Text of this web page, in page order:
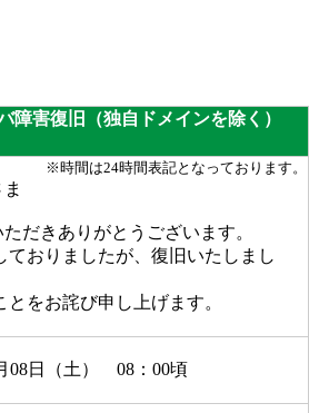
害復旧（独自ドメインを除く）
※時間は24時間表記となっております。
だきありがとうございます。
ておりましたが、復旧いたしまし
をお詫び申し上げます。
08日（土） 08：00頃